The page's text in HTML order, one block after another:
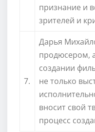
признание и
зрителей и
7.
Дарья
продюсером,
создании
не только
вносит свой
процесс